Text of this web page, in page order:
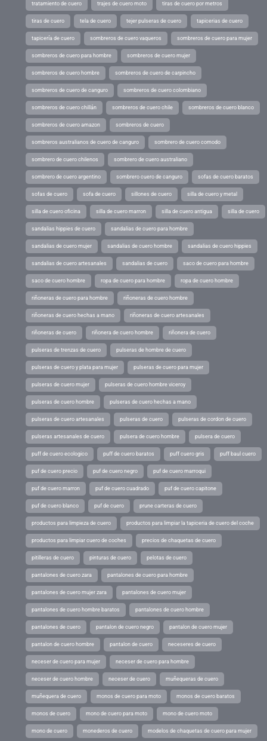
tratamiento de cuero trajes de cuero moto tiras de cuero por metros
tiras de cuero tela de cuero tejer pulseras de cuero tapicerias de cuero
tapicería de cuero sombreros de cuero vaqueros sombreros de cuero para mujer
sombreros de cuero para hombre sombreros de cuero mujer
sombreros de cuero hombre sombreros de cuero de carpincho
sombreros de cuero de canguro sombreros de cuero colombiano
sombreros de cuero chillán sombreros de cuero chile sombreros de cuero blanco
sombreros de cuero amazon sombreros de cuero
sombreros australianos de cuero de canguro sombrero de cuero comodo
sombrero de cuero chilenos sombrero de cuero australiano
sombrero de cuero argentino sombrero cuero de canguro sofas de cuero baratos
sofas de cuero sofa de cuero sillones de cuero silla de cuero y metal
silla de cuero oficina silla de cuero marron silla de cuero antigua silla de cuero
sandalias hippies de cuero sandalias de cuero para hombre
sandalias de cuero mujer sandalias de cuero hombre sandalias de cuero hippies
sandalias de cuero artesanales sandalias de cuero saco de cuero para hombre
saco de cuero hombre ropa de cuero para hombre ropa de cuero hombre
riñoneras de cuero para hombre riñoneras de cuero hombre
riñoneras de cuero hechas a mano riñoneras de cuero artesanales
riñoneras de cuero riñonera de cuero hombre riñonera de cuero
pulseras de trenzas de cuero pulseras de hombre de cuero
pulseras de cuero y plata para mujer pulseras de cuero para mujer
pulseras de cuero mujer pulseras de cuero hombre viceroy
pulseras de cuero hombre pulseras de cuero hechas a mano
pulseras de cuero artesanales pulseras de cuero pulseras de cordon de cuero
pulseras artesanales de cuero pulsera de cuero hombre pulsera de cuero
puff de cuero ecologico puff de cuero baratos puff cuero gris puff baul cuero
puf de cuero precio puf de cuero negro puf de cuero marroqui
puf de cuero marron puf de cuero cuadrado puf de cuero capitone
puf de cuero blanco puf de cuero prune carteras de cuero
productos para limpieza de cuero productos para limpiar la tapiceria de cuero del coche
productos para limpiar cuero de coches precios de chaquetas de cuero
pitilleras de cuero pinturas de cuero pelotas de cuero
pantalones de cuero zara pantalones de cuero para hombre
pantalones de cuero mujer zara pantalones de cuero mujer
pantalones de cuero hombre baratos pantalones de cuero hombre
pantalones de cuero pantalon de cuero negro pantalon de cuero mujer
pantalon de cuero hombre pantalon de cuero neceseres de cuero
neceser de cuero para mujer neceser de cuero para hombre
neceser de cuero hombre neceser de cuero muñequeras de cuero
muñequera de cuero monos de cuero para moto monos de cuero baratos
monos de cuero mono de cuero para moto mono de cuero moto
mono de cuero monederos de cuero modelos de chaquetas de cuero para mujer